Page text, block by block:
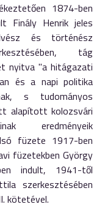
1874-ben
Finály Henrik jeles
és történész
tág
nyitva "a hitágazati
és a napi politika
s tudományos
alapított kolozsvári
eredményeik
füzete 1917-ben
füzetekben György
indult, 1941-től
szerkesztésében
kötetével.